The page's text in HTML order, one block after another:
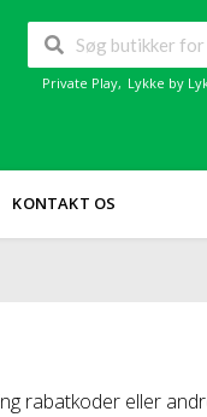
Private Play, Lykke by
KONTAKT OS
rabatkoder eller